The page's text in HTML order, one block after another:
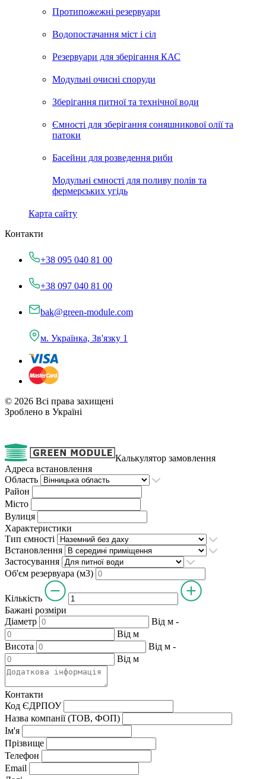
Протипожежні резервуари
Водопостачання міст і сіл
Резервуари для зберігання КАС
Модульні очисні споруди
Зберігання питної та технічної води
Ємності для зберігання соняшникової олії та
патоки
Басейни для розведення риби
Модульні ємності для поливу полів та
фермерських угідь
Карта сайту
Контакти
+38 095 040 81 00
+38 097 040 81 00
bak@green-module.com
м. Українка, Зв'язку 1
© 2026 Всі права захищені
Зроблено в Україні
Калькулятор замовлення
Адреса встановлення
Область
Район
Місто
Вулиця
Характеристики
Тип ємності
Встановлення
Застосування
Об'єм резервуара (м3)
Кількість
Бажані розміри
Діаметр
Від м -
Від м
Висота
Від м -
Від м
Контакти
Код ЄДРПОУ
Назва компанії (ТОВ, ФОП)
Ім'я
Прізвище
Телефон
Email